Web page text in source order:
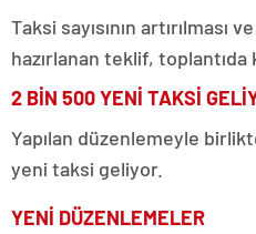
Taksi sayısının artırılması
hazırlanan teklif, toplantıda
2 BİN 500 YENİ TAKSİ
Yapılan düzenlemeyle
yeni taksi geliyor.
YENİ DÜZENLEMELER